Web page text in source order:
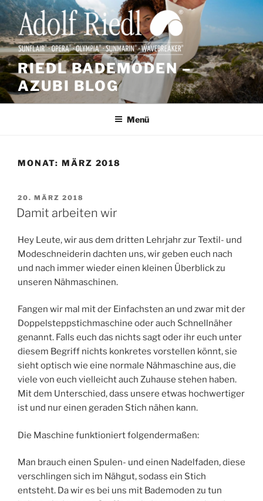
Zum
Inhalt
springen
RIEDL BADEMODEN –
AZUBI BLOG
Menü
MONAT: MÄRZ 2018
VERÖFFENTLICHT
AM
20. MÄRZ 2018
Damit arbeiten wir
Hey Leute, wir aus dem dritten Lehrjahr zur Textil- und
Modeschneiderin dachten uns, wir geben euch nach
und nach immer wieder einen kleinen Überblick zu
unseren Nähmaschinen.
Fangen wir mal mit der Einfachsten an und zwar mit der
Doppelsteppstichmaschine oder auch Schnellnäher
genannt. Falls euch das nichts sagt oder ihr euch unter
diesem Begriff nichts konkretes vorstellen könnt, sie
sieht optisch wie eine normale Nähmaschine aus, die
viele von euch vielleicht auch Zuhause stehen haben.
Mit dem Unterschied, dass unsere etwas hochwertiger
ist und nur einen geraden Stich nähen kann.
Die Maschine funktioniert folgendermaßen:
Man brauch einen Spulen- und einen Nadelfaden, diese
verschlingen sich im Nähgut, sodass ein Stich
entsteht. Da wir es bei uns mit Bademoden zu tun